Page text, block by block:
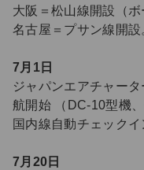
大阪＝松山線開設（ボ
名古屋＝プサン線開設
7月1日
ジャパンエアチャー
航開始 （DC-10型機
国内線自動チェックイ
7月20日